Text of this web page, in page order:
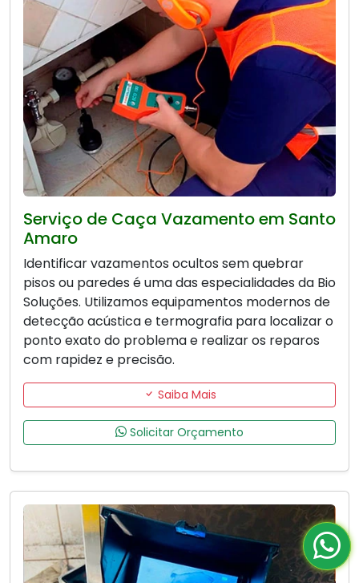
Serviço de Caça Vazamento em Santo
Amaro
Identificar vazamentos ocultos sem quebrar
pisos ou paredes é uma das especialidades da Bio
Soluções. Utilizamos equipamentos modernos de
detecção acústica e termografia para localizar o
ponto exato do problema e realizar os reparos
com rapidez e precisão.
Saiba Mais
Solicitar Orçamento